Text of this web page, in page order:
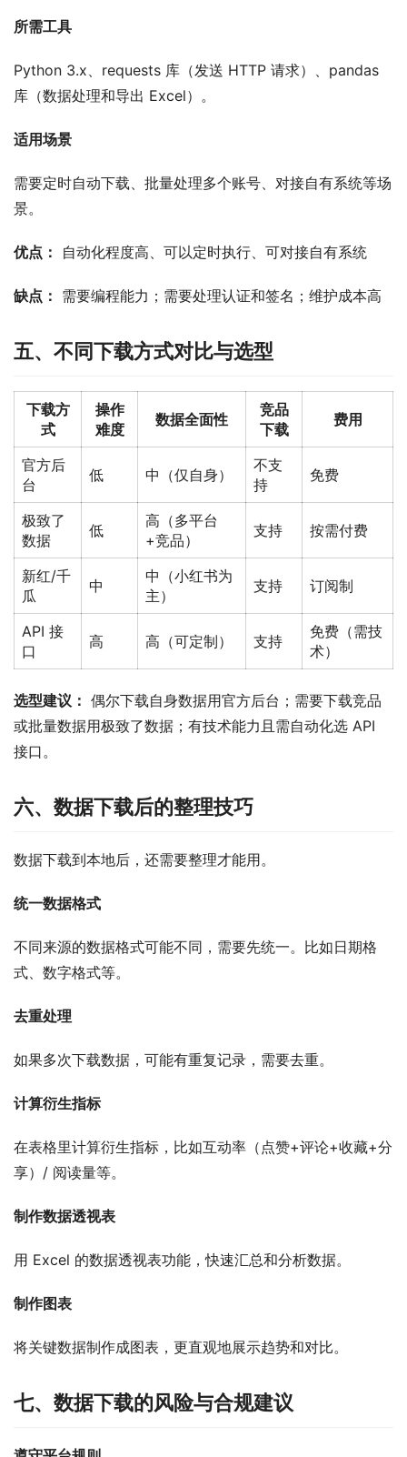
所需工具
Python 3.x、requests 库（发送 HTTP 请求）、pandas
库（数据处理和导出 Excel）。
适用场景
需要定时自动下载、批量处理多个账号、对接自有系统等场
景。
优点： 自动化程度高、可以定时执行、可对接自有系统
缺点： 需要编程能力；需要处理认证和签名；维护成本高
五、不同下载方式对比与选型
下载方
式
操作
难度
数据全面性
竞品
下载
费用
官方后
台
低 中（仅自身）
不支
持
免费
极致了
数据
低
高（多平台
+竞品）
支持 按需付费
新红/千
瓜
中
中（小红书为
主）
支持 订阅制
API 接
口
高 高（可定制） 支持
免费（需技
术）
选型建议： 偶尔下载自身数据用官方后台；需要下载竞品
或批量数据用极致了数据；有技术能力且需自动化选 API
接口。
六、数据下载后的整理技巧
数据下载到本地后，还需要整理才能用。
统一数据格式
不同来源的数据格式可能不同，需要先统一。比如日期格
式、数字格式等。
去重处理
如果多次下载数据，可能有重复记录，需要去重。
计算衍生指标
在表格里计算衍生指标，比如互动率（点赞+评论+收藏+分
享）/ 阅读量等。
制作数据透视表
用 Excel 的数据透视表功能，快速汇总和分析数据。
制作图表
将关键数据制作成图表，更直观地展示趋势和对比。
七、数据下载的风险与合规建议